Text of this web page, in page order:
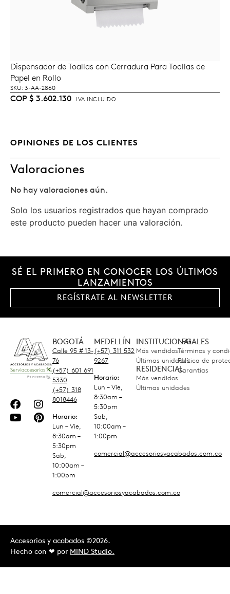
AÑADIR AL CARRITO
Dispensador de Toallas con Cerradura Para Toallas de
Papel en Rollo
SKU: 3-AA-2860
COP $ 3.602.130 IVA INCLUIDO
OPINIONES DE LOS CLIENTES
Valoraciones
No hay valoraciones aún.
Solo los usuarios registrados que hayan comprado
este producto pueden hacer una valoración.
SÉ EL PRIMERO EN CONOCER LOS ÚLTIMOS
LANZAMIENTOS
REGÍSTRATE AL NEWSLETTER
BOGOTÁ
Calle 95 # 13-
76
(+57) 601 691
5330
(+57) 318
8018446
Horario:
Lun – Vie,
8:30am –
5:30pm
Sab,
10:00am –
1:00pm
comercial@accesoriosyacabados.com.co
MEDELLÍN
(+57) 311 532
9267
Horario:
Lun – Vie,
8:30am –
5:30pm
Sab,
10:00am –
1:00pm
comercial@accesoriosyacabados.com.co
INSTITUCIONAL
Más vendidos
Últimas unidades
RESIDENCIAL
Más vendidos
Últimas unidades
LEGALES
Términos y
Política de
Garantías
Accesorios y acabados ©2026.
Hecho con ❤︎ por MIND Studio.